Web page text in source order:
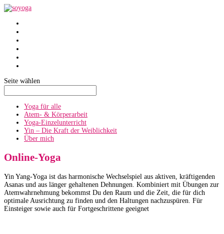
Seite wählen
Yoga für alle
Atem- & Körperarbeit
Yoga-Einzelunterricht
Yin – Die Kraft der Weiblichkeit
Über mich
Online-Yoga
Yin Yang-Yoga ist das harmonische Wechselspiel aus aktiven, kräftigenden
Asanas und aus länger gehaltenen Dehnungen. Kombiniert mit Übungen zur
Atemwahrnehmung bekommst Du den Raum und die Zeit, die für dich
optimale Ausrichtung zu finden und den Haltungen nachzuspüren. Für
Einsteiger sowie auch für Fortgeschrittene geeignet